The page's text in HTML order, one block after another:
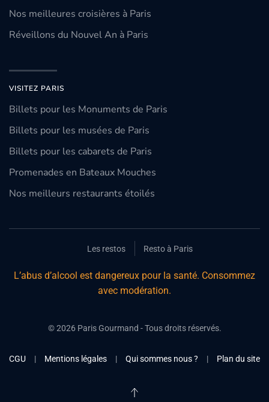
Nos meilleures croisières à Paris
Réveillons du Nouvel An à Paris
VISITEZ PARIS
Billets pour les Monuments de Paris
Billets pour les musées de Paris
Billets pour les cabarets de Paris
Promenades en Bateaux Mouches
Nos meilleurs restaurants étoilés
Les restos Resto à Paris
L’abus d’alcool est dangereux pour la santé. Consommez
avec modération.
©2026Paris Gourmand - Tous droits réservés.
CGU | Mentions légales | Qui sommes nous ? | Plan du site